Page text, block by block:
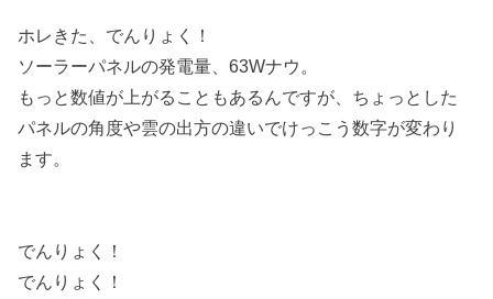
ホレきた、でんりょく！
ソーラーパネルの発電量、63Wナウ。
もっと数値が上がることもあるんですが、ちょっとした
パネルの角度や雲の出方の違いでけっこう数字が変わり
ます。
でんりょく！
でんりょく！